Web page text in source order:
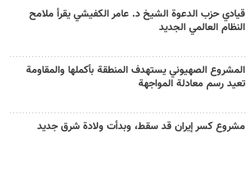
قيادي حزب الدعوة الشيخ د. عامر الكفيشي يقرأ ملامح
النظام العالمي الجديد
المشروع الصهيوني يستهدف المنطقة بأكملها والمقاومة
تعيد رسم معادلة المواجهة
مشروع كسر إيران قد سقط، وبدأت ولادة شرق جديد